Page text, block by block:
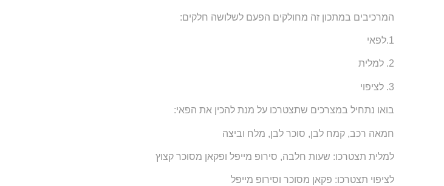
המרכיבים במתכון זה מחולקים הפעם לשלושה חלקים:
1.לפאי
2. למלית
3. לציפוי
בואו נתחיל במצרכים שתצטרכו על מנת להכין את הפאי:
חמאה רכב, קמח לבן, סוכר לבן, מלח וביצה
למלית תצטרכו: שעות חלבה, סירופ מייפל ופקאן מסוכר קצוץ
לציפוי תצטרכו: פקאן מסוכר וסירופ מייפל